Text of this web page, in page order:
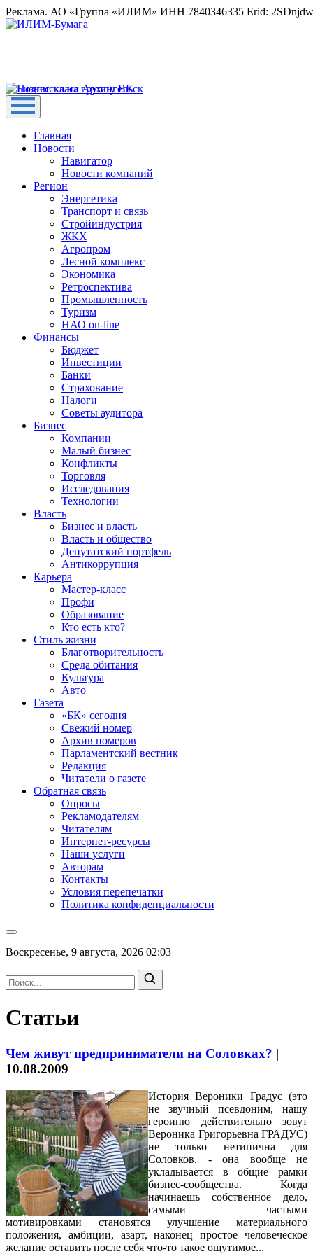
Реклама. АО «Группа «ИЛИМ» ИНН 7840346335 Erid:
Главная
Новости
Навигатор
Новости компаний
Регион
Энергетика
Транспорт и связь
Стройиндустрия
ЖКХ
Агропром
Лесной комплекс
Экономика
Ретроспектива
Промышленность
Туризм
НАО on-line
Финансы
Бюджет
Инвестиции
Банки
Страхование
Налоги
Советы аудитора
Бизнес
Компании
Малый бизнес
Конфликты
Торговля
Исследования
Технологии
Власть
Бизнес и власть
Власть и общество
Депутатский портфель
Антикоррупция
Карьера
Мастер-класс
Профи
Образование
Кто есть кто?
Стиль жизни
Благотворительность
Среда обитания
Культура
Авто
Газета
«БК» сегодня
Свежий номер
Архив номеров
Парламентский вестник
Редакция
Читатели о газете
Обратная связь
Опросы
Рекламодателям
Читателям
Интернет-ресурсы
Наши услуги
Авторам
Контакты
Условия перепечатки
Политика конфиденциальности
Воскресенье, 9 августа, 2026 02:03
Статьи
Чем живут предприниматели на Соловках? |
10.08.2009
История Вероники Градус (это
не звучный псевдоним, нашу
героиню действительно зовут
Вероника Григорьевна ГРАДУС)
не только нетипична для
Соловков, - она вообще не
укладывается в общие рамки
бизнес-сообщества. Когда
начинаешь собственное дело,
самыми частыми
мотивировками становятся улучшение материального
положения, амбиции, азарт, наконец простое человеческое
желание оставить после себя что-то такое ощутимое...